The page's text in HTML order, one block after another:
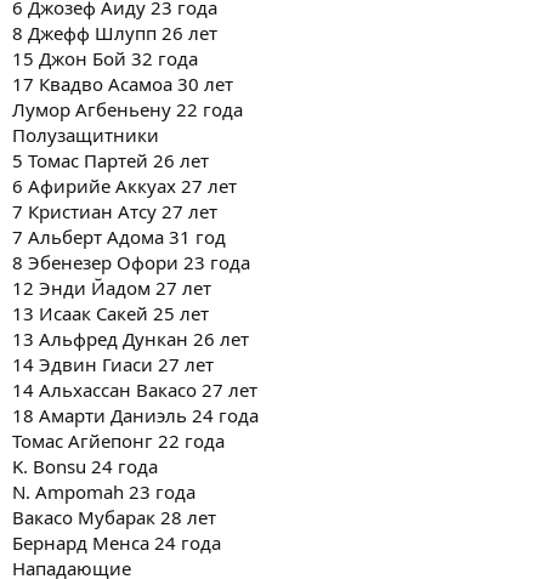
6 Джозеф Аиду 23 года
8 Джефф Шлупп 26 лет
15 Джон Бой 32 года
17 Квадво Асамоа 30 лет
Лумор Агбеньену 22 года
Полузащитники
5 Томас Партей 26 лет
6 Афирийе Аккуах 27 лет
7 Кристиан Атсу 27 лет
7 Альберт Адома 31 год
8 Эбенезер Офори 23 года
12 Энди Йадом 27 лет
13 Исаак Сакей 25 лет
13 Альфред Дункан 26 лет
14 Эдвин Гиаси 27 лет
14 Альхассан Вакасо 27 лет
18 Амарти Даниэль 24 года
Томас Агйепонг 22 года
K. Bonsu 24 года
N. Ampomah 23 года
Вакасо Мубарак 28 лет
Бернард Менса 24 года
Нападающие